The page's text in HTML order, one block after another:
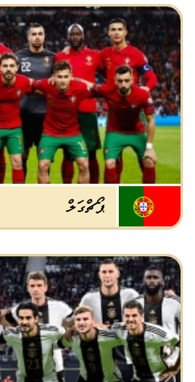
ޕޯޗްގަލް